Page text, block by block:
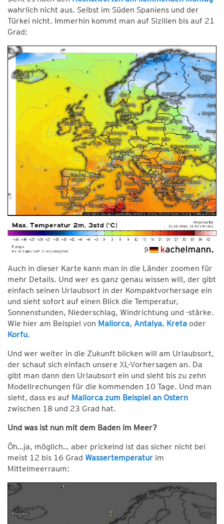
wahrlich nicht aus. Selbst im Süden Spaniens und der
Türkei nicht. Immerhin kommt man auf Sizilien bis auf 21
Grad:
Auch in dieser Karte kann man in die Länder zoomen für
mehr Details. Und wer es ganz genau wissen will, der gibt
einfach seinen Urlaubsort in der Kompaktvorhersage ein
und sieht sofort auf einen Blick die Temperatur,
Sonnenstunden, Niederschlag, Windrichtung und -stärke.
Wie hier am Beispiel von Mallorca, Antalya, Kreta oder
Korfu.
Und wer weiter in die Zukunft blicken will am Urlaubsort,
der schaut sich einfach unsere XL-Vorhersagen an. Da
gibt man dann den Urlaubsort ein und sieht bis zu zehn
Modellrechungen für die kommenden 10 Tage. Und man
sieht, dass es auf Mallorca zum Beispiel an Ostern
zwischen 18 und 23 Grad hat.
Und was ist nun mit dem Baden im Meer?
Öh…ja, möglich… aber prickelnd ist das sicher nicht bei
meist 12 bis 16 Grad Wassertemperatur im
Mittelmeerraum: